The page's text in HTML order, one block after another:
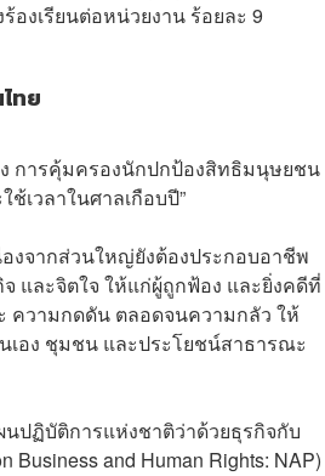
องเรียนต่อหน่วยงาน ร้อยละ 9
ทย
การคุ้มครองนักปกป้องสิทธิมนุษยชน
ช้เวลาในศาลเกือบปี”
งจากส่วนใหญ่ยังต้องประกอบอาชีพ
และจิตใจ ให้แก่ผู้ถูกฟ้อง และยิ่งคดีที่
ความกดดัน ตลอดจนความกลัว ให้
อง ชุมชน และประโยชน์สาธารณะ
ปฏิบัติการแห่งชาติว่าด้วยธุรกิจกับ
and Human Rights: NAP)